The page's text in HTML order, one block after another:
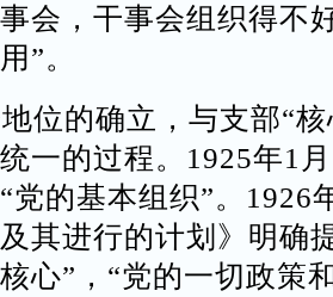
会，干事会组织得不
”。
位的确立，与支部“核
一的过程。1925年1
党的基本组织”。1926
及其进行的计划》明确
心”，“党的一切政策